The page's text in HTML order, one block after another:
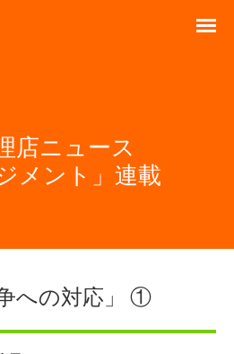
店ニュース
メント」連載
への対応」 ①